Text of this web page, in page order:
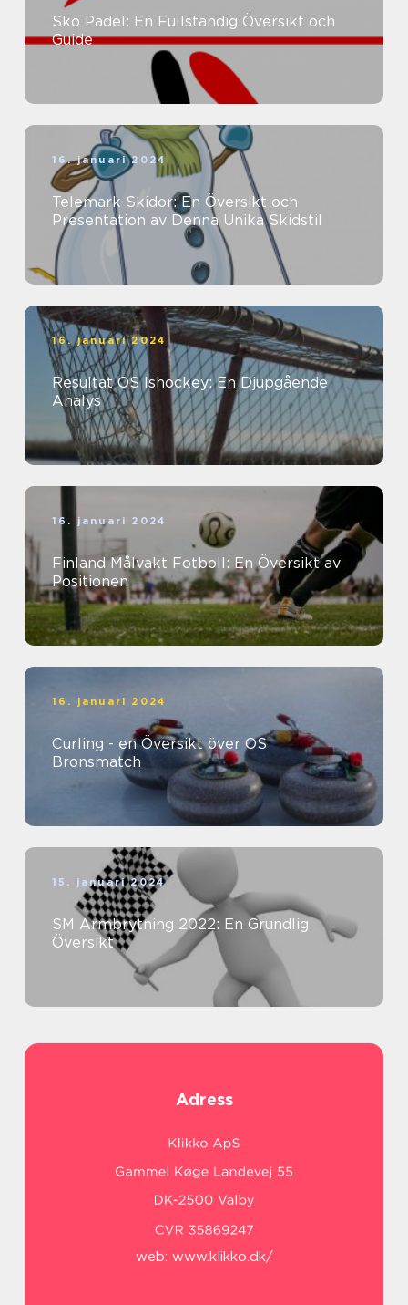
Sko Padel: En Fullständig Översikt och
Guide
16. januari 2024
Telemark Skidor: En Översikt och
Presentation av Denna Unika Skidstil
16. januari 2024
Resultat OS Ishockey: En Djupgående
Analys
16. januari 2024
Finland Målvakt Fotboll: En Översikt av
Positionen
16. januari 2024
Curling - en Översikt över OS
Bronsmatch
15. januari 2024
SM Armbrytning 2022: En Grundlig
Översikt
Adress
web: www.klikko.dk/